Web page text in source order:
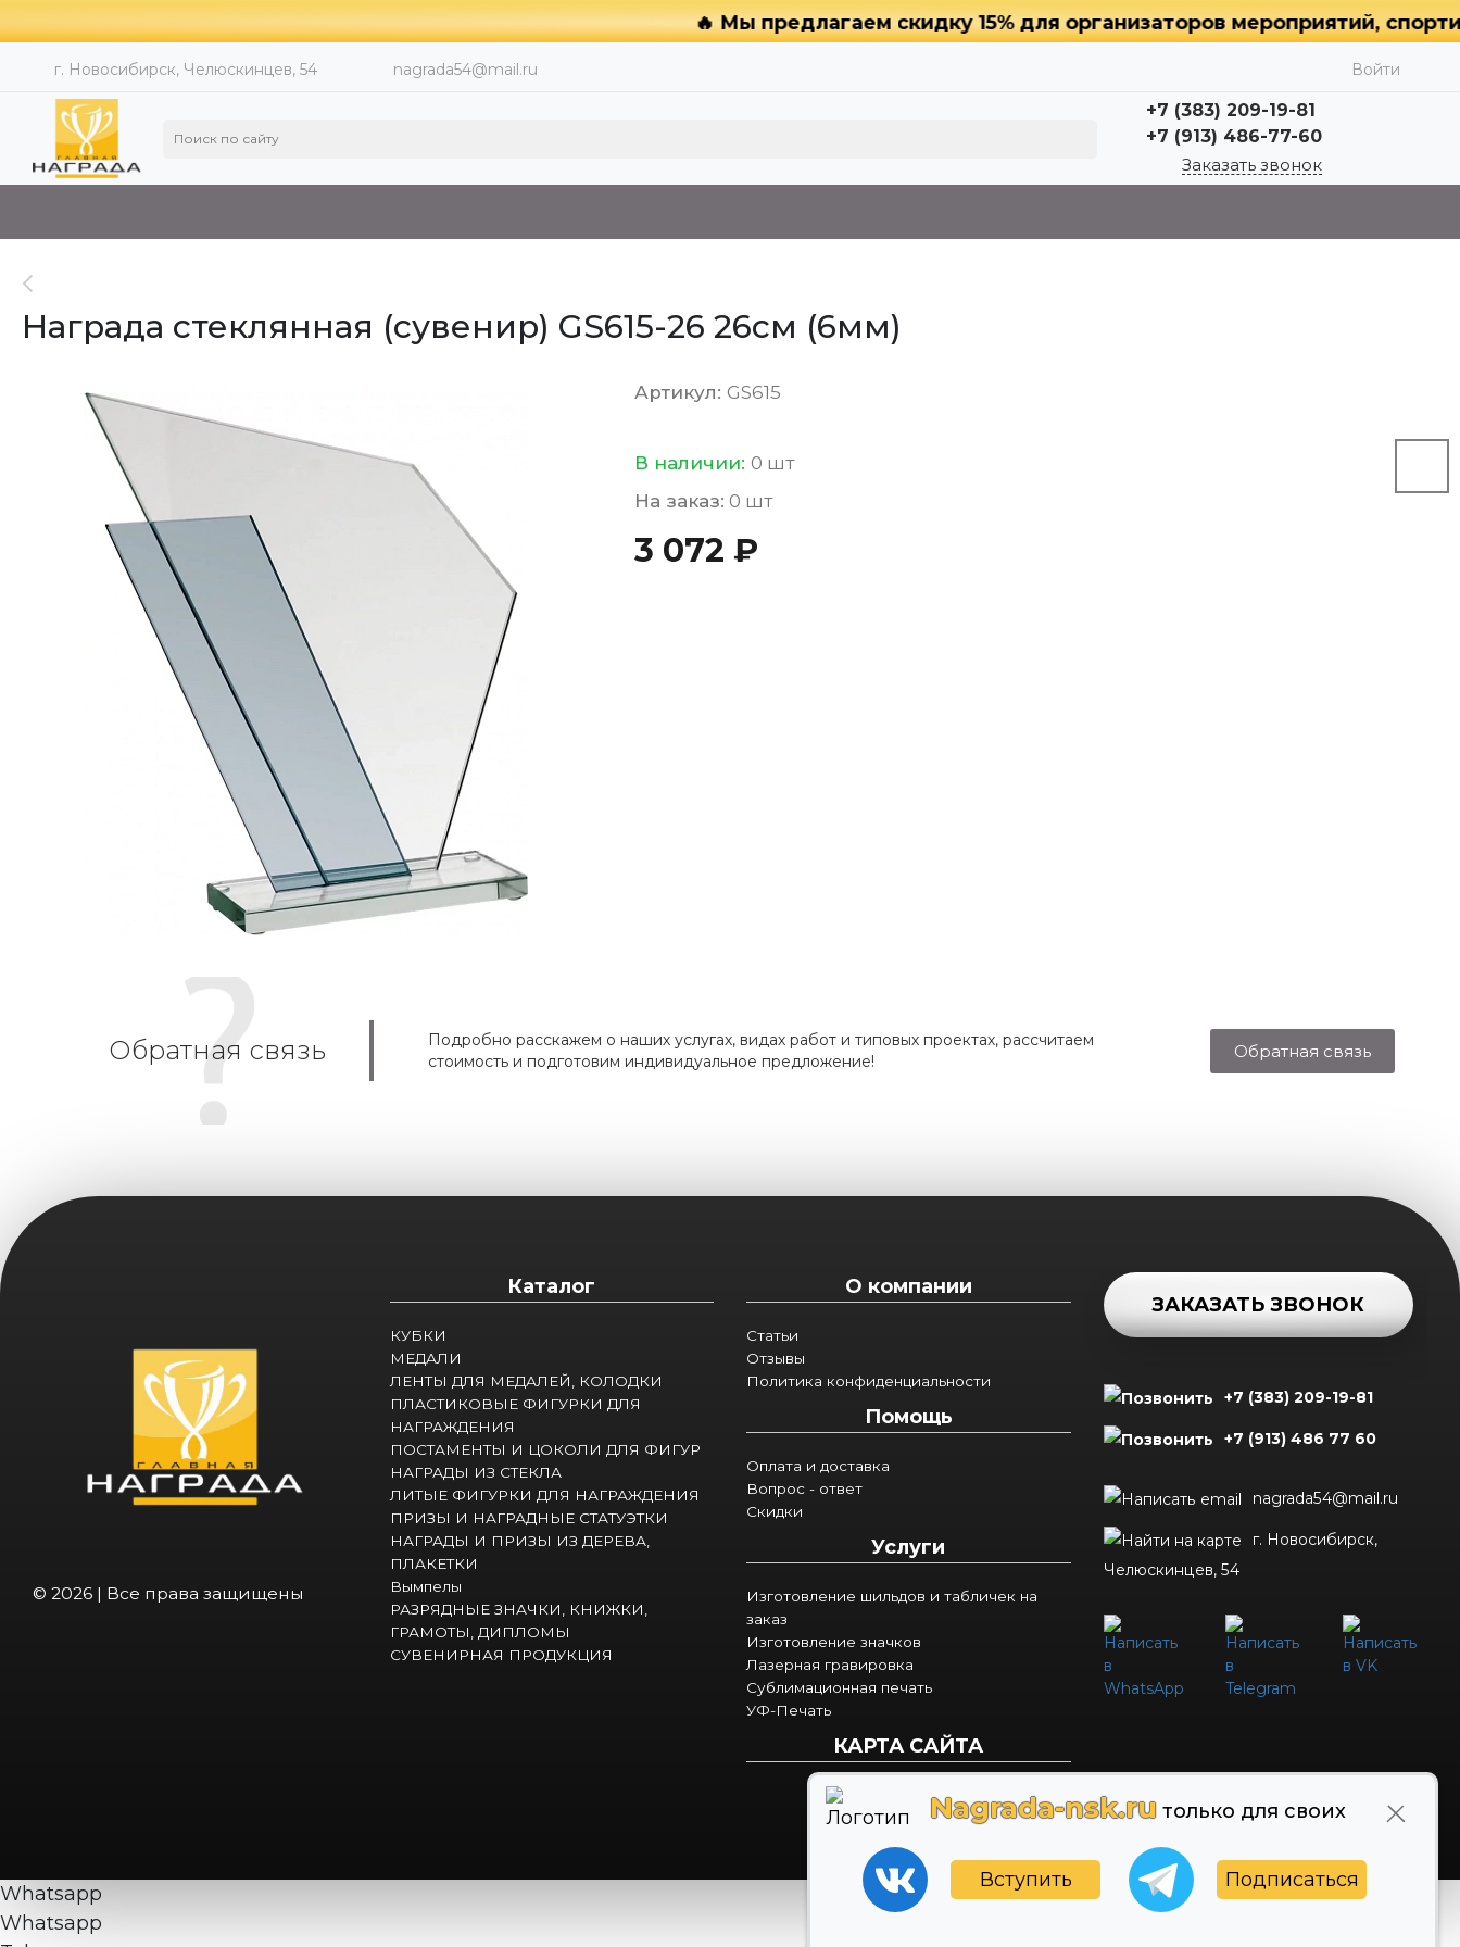
🔥 Мы предлагаем скидку 15% для организаторов мероприятий,
г. Новосибирск, Челюскинцев, 54 nagrada54@mail.ru Войти
+7 (383) 209-19-81
+7 (913) 486-77-60
Заказать звонок
Награда стеклянная (сувенир) GS615-26 26см (6мм)
Артикул: GS615
В наличии: 0 шт
На заказ: 0 шт
3 072 ₽
Обратная связь
Подробно расскажем о наших услугах, видах работ и типовых проектах, рассчитаем
стоимость и подготовим индивидуальное предложение!
Обратная связь
© 2026 | Все права защищены
Каталог
КУБКИ
МЕДАЛИ
ЛЕНТЫ ДЛЯ МЕДАЛЕЙ, КОЛОДКИ
ПЛАСТИКОВЫЕ ФИГУРКИ ДЛЯ
НАГРАЖДЕНИЯ
ПОСТАМЕНТЫ И ЦОКОЛИ ДЛЯ ФИГУР
НАГРАДЫ ИЗ СТЕКЛА
ЛИТЫЕ ФИГУРКИ ДЛЯ НАГРАЖДЕНИЯ
ПРИЗЫ И НАГРАДНЫЕ СТАТУЭТКИ
НАГРАДЫ И ПРИЗЫ ИЗ ДЕРЕВА,
ПЛАКЕТКИ
Вымпелы
РАЗРЯДНЫЕ ЗНАЧКИ, КНИЖКИ,
ГРАМОТЫ, ДИПЛОМЫ
СУВЕНИРНАЯ ПРОДУКЦИЯ
О компании
Статьи
Отзывы
Политика конфиденциальности
Помощь
Оплата и доставка
Вопрос - ответ
Скидки
Услуги
Изготовление шильдов и табличек на
заказ
Изготовление значков
Лазерная гравировка
Сублимационная печать
УФ-Печать
КАРТА САЙТА
ЗАКАЗАТЬ ЗВОНОК
+7 (383) 209-19-81
+7 (913) 486 77 60
nagrada54@mail.ru
г. Новосибирск,
Челюскинцев, 54
РУКОВОДИТЕЛЕМ
Nagrada-nsk.ru только для своих
Вступить Подписаться
Whatsapp
Whatsapp